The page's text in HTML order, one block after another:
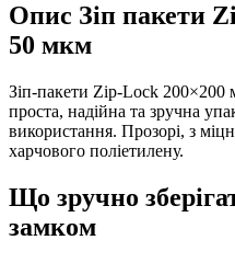
Опис Зіп пакети
50 мкм
Зіп-пакети Zip-Lock
проста, надійна та зручна
використання. Прозорі, з
харчового поліетилену.
Що зручно
замком